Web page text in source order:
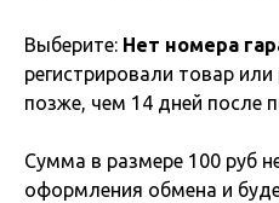
Выберите: Нет номера
регистрировали товар или
позже, чем 14 дней после
Сумма в размере 100 руб
оформления обмена и